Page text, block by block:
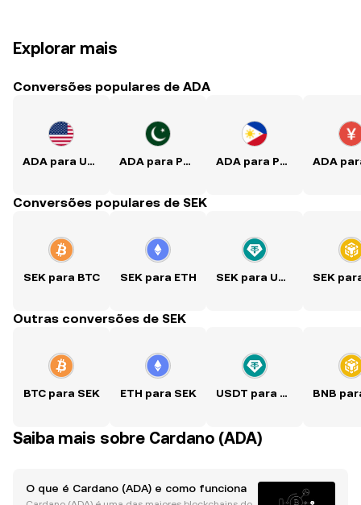
Explorar mais
Conversões populares de ADA
ADA para USD ADA para PKR ADA para PHP
Conversões populares de SEK
SEK para BTC SEK para ETH SEK para USDT
Outras conversões de SEK
BTC para SEK ETH para SEK USDT para SEK
Saiba mais sobre Cardano (ADA)
O que é Cardano (ADA) e como funciona